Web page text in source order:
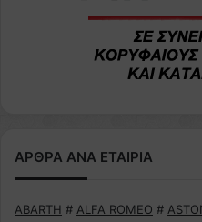
ΑΡΘΡΑ ΑΝΑ ΕΤΑΙΡΙΑ
ABARTH # ALFA ROMEO #